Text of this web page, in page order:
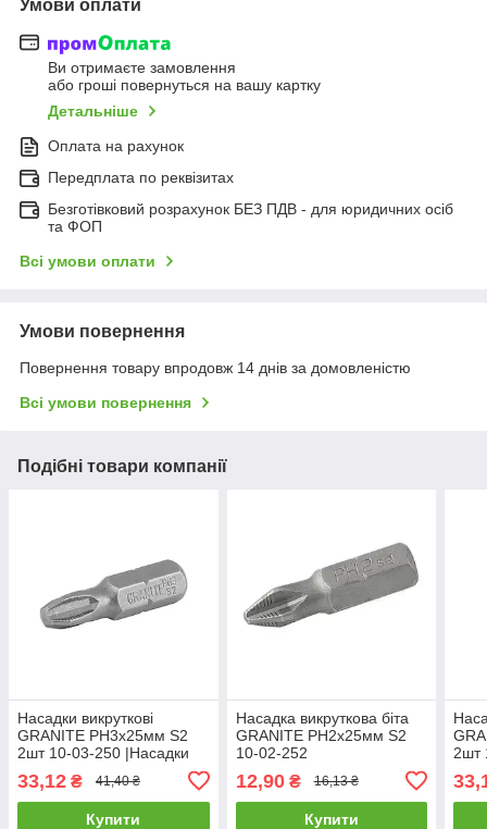
Умови оплати
Ви отримаєте замовлення
або гроші повернуться на вашу картку
Детальніше
Оплата на рахунок
Передплата по реквізитах
Безготівковий розрахунок БЕЗ ПДВ - для юридичних осіб
та ФОП
Всі умови оплати
Умови повернення
Повернення товару впродовж 14 днів за домовленістю
Всі умови повернення
Подібні товари компанії
Насадки викруткові
GRANITE РН3х25мм S2
2шт 10-03-250 |Насадки
РН3х25мм S2 2шт 10-03-
250
33,12 ₴ 41,40 ₴
Купити
Насадка викруткова біта
GRANITE РН2х25мм S2
10-02-252
12,90₴ 16,13 ₴
Купити
2шт
250